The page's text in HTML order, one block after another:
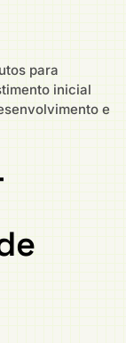
para
inicial
e